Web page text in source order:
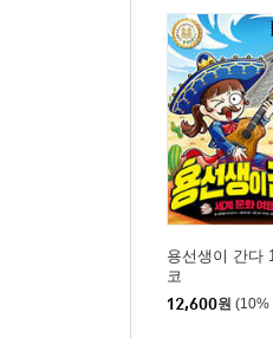
용선생이 간다
코
12,600원 (10%